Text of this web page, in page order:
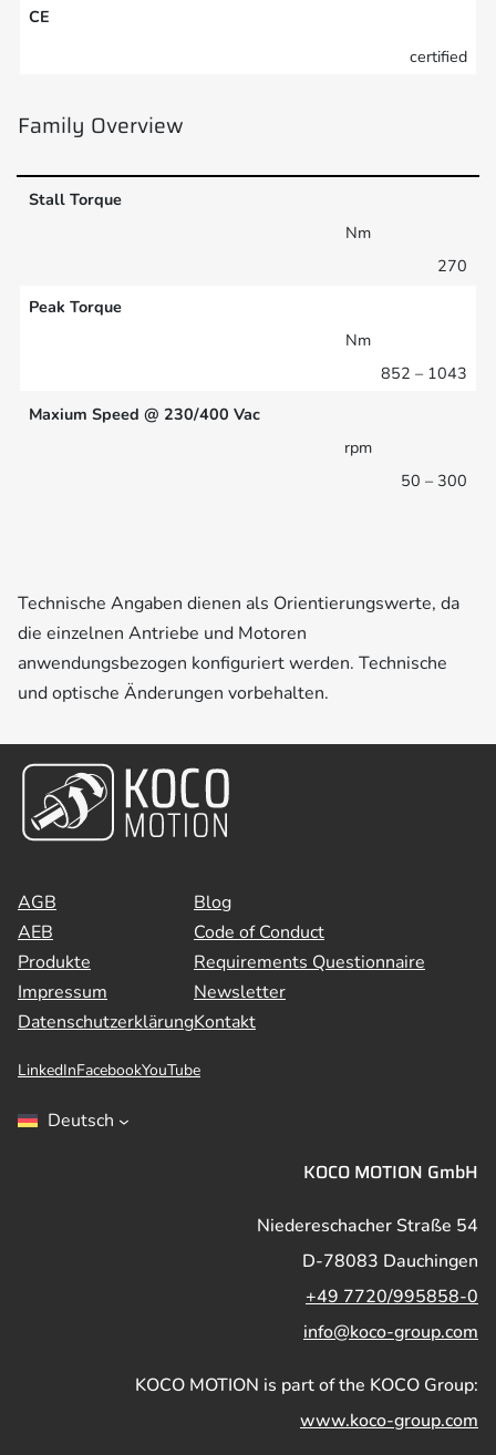
CE
certified
Family Overview
Stall Torque
Nm
270
Peak Torque
Nm
852 – 1043
Maxium Speed @ 230/400 Vac
rpm
50 – 300
Technische Angaben dienen als Orientierungswerte, da
die einzelnen Antriebe und Motoren
anwendungsbezogen konfiguriert werden. Technische
und optische Änderungen vorbehalten.
AGB
AEB
Produkte
Impressum
Datenschutzerklärung
Blog
Code of Conduct
Requirements Questionnaire
Newsletter
Kontakt
LinkedInFacebookYouTube
Deutsch
KOCO MOTION GmbH
Niedereschacher Straße 54
D-78083 Dauchingen
+49 7720/995858-0
info@koco-group.com
KOCO MOTION is part of the KOCO Group:
www.koco-group.com